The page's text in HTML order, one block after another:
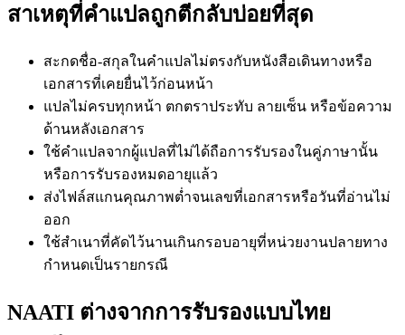
สาเหตุที่คำแปลถูกตีกลับบ่อยที่สุด
สะกดชื่อ-สกุลในคำแปลไม่ตรงกับหนังสือเดินทางหรือ
เอกสารที่เคยยื่นไว้ก่อนหน้า
แปลไม่ครบทุกหน้า ตกตราประทับ ลายเซ็น หรือข้อความ
ด้านหลังเอกสาร
ใช้คำแปลจากผู้แปลที่ไม่ได้ถือการรับรองในคู่ภาษานั้น
หรือการรับรองหมดอายุแล้ว
ส่งไฟล์สแกนคุณภาพต่ำจนเลขที่เอกสารหรือวันที่อ่านไม่
ออก
ใช้สำเนาที่คัดไว้นานเกินกรอบอายุที่หน่วยงานปลายทาง
กำหนดเป็นรายกรณี
NAATI ต่างจากการรับรองแบบไทย